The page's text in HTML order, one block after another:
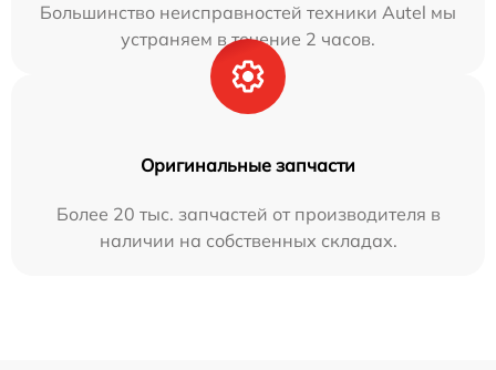
Большинство неисправностей техники Autel мы
устраняем в течение 2 часов.
Оригинальные запчасти
Более 20 тыс. запчастей от производителя в
наличии на собственных складах.